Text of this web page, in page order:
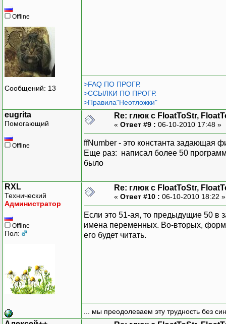
void __fastcall
{//изм-е кол-ва уч-ков
nu=csy->Value; sy-
delY(); crtY();
TForm1::crtY()
{ L=new float [nu];
TForm1::delY()
{ delete []L; delete
void __fastcall
{//
S=css->Value;
lc-
}
void __fastcall
void __fastcall
{if (ia==0) l=1;
Offline
Сообщений: 13
>FAQ ПО ПРОГР.
>ССЫЛКИ ПО ПРОГР.
>Правила"Неотложки"
eugrita
Помогающий
Offline
Re: глюк с FloatToStr,
« Ответ #9 : 06-10-2010 17:48 »
ffNumber - это константа задающая
Еще раз: написал более 50
было
RXL
Технический
Администратор
Offline
Пол:
Re: глюк с FloatToStr,
« Ответ #10 : 06-10-2010 18:22
Если это 51-ая, то предыдущие 50 в
имена переменных. Во-вторых,
его будет читать.
... мы преодолеваем эту трудность без